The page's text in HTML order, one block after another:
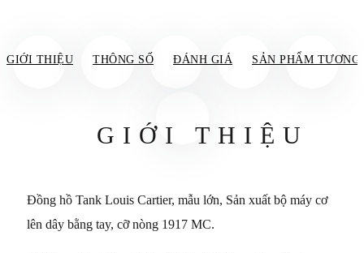
GIỚI THIỆU THÔNG SỐ ĐÁNH GIÁ SẢN PHẨM TƯƠNG
GIỚI THIỆU
Đồng hồ Tank Louis Cartier, mẫu lớn, Sản xuất bộ máy cơ
lên dây bằng tay, cỡ nòng 1917 MC.